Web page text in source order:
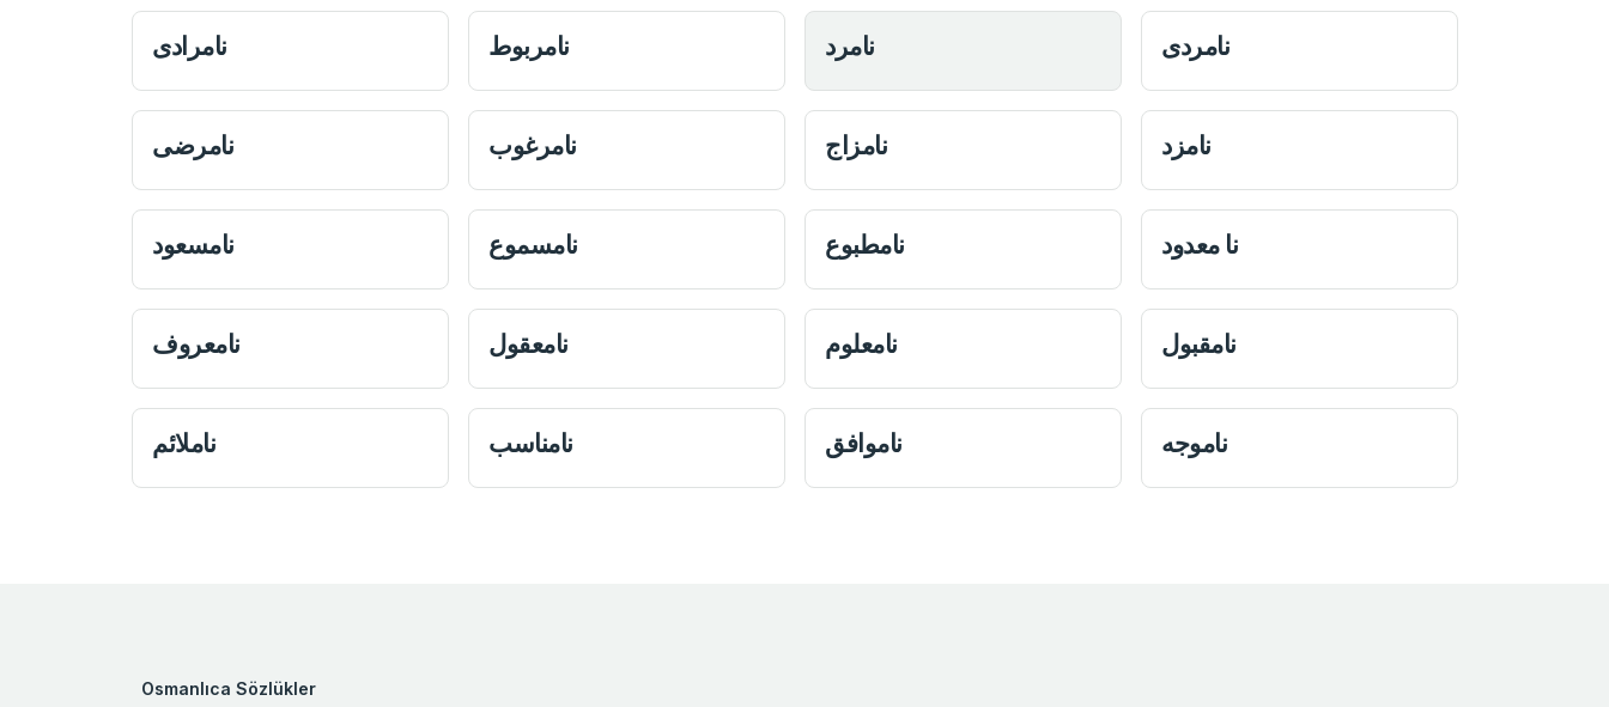
نامرادی نامربوط نامرد نامردی
نامرضی نامرغوب نامزاج نامزد
نامسعود نامسموع نامطبوع نا معدود
نامعروف نامعقول نامعلوم نامقبول
ناملائم نامناسب ناموافق ناموجه
Osmanlıca Sözlükler